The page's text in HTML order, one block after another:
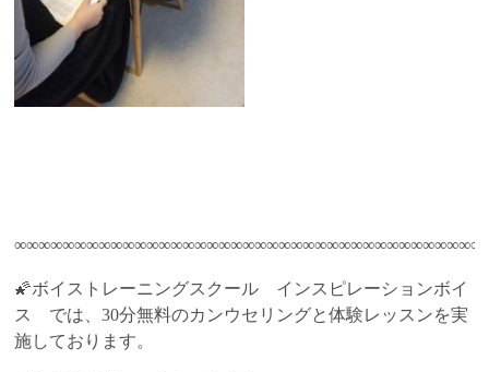
∞∞∞∞∞∞∞∞∞∞∞∞∞∞∞∞∞∞∞∞∞∞∞∞∞∞∞∞∞∞∞∞∞∞∞∞∞∞∞
🌠ボイストレーニングスクール インスピレーションボイ
ス では、30分無料のカンウセリングと体験レッスンを実
施しております。